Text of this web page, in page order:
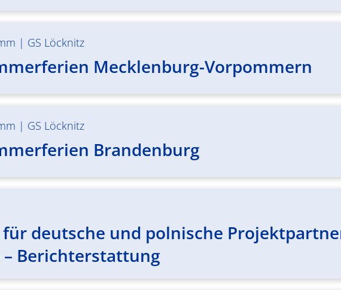
| GS Löcknitz
Mecklenburg-Vorpommern
| GS Löcknitz
Brandenburg
deutsche und polnische
Berichterstattung